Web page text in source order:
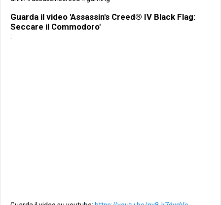
Guarda il video 'Assassin's Creed® IV Black Flag:
Seccare il Commodoro'
: